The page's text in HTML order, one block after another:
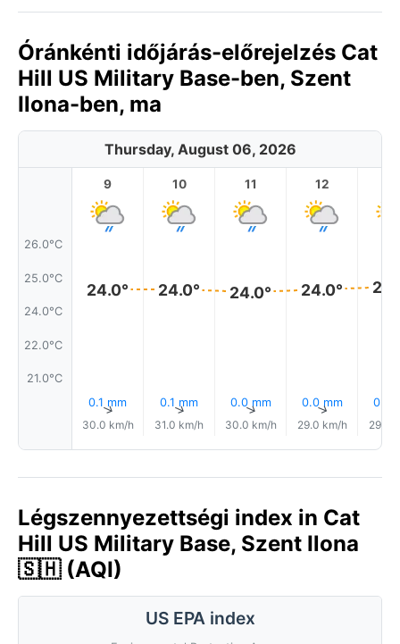
Óránkénti időjárás-előrejelzés Cat
Hill US Military Base-ben, Szent
Ilona-ben, ma
Thursday, August 06, 2026
26.0°C
25.0°C
24.0°C
22.0°C
21.0°C
9
24.0°
0.1 mm
↑
30.0 km/h
10
24.0°
0.1 mm
↑
31.0 km/h
11
24.0°
0.0 mm
↑
30.0 km/h
12
24.0°
0.0 mm
↑
29.0 km/h
0.0
29.0
Légszennyezettségi index in Cat
Hill US Military Base, Szent Ilona
🇸🇭 (AQI)
US EPA index